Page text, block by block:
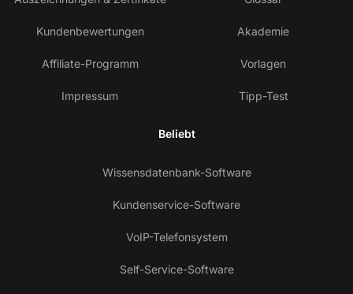
Kundenbewertungen
Affiliate-Programm
Impressum
Akademie
Vorlagen
Tipp-Test
Beliebt
Wissensdatenbank-Software
Kundenservice-Software
VoIP-Telefonsystem
Self-Service-Software